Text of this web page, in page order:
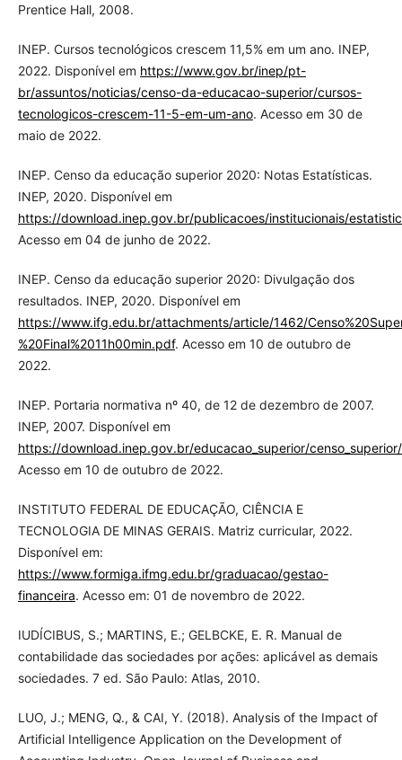
Prentice Hall, 2008.
INEP. Cursos tecnológicos crescem 11,5% em um ano. INEP,
2022. Disponível em https://www.gov.br/inep/pt-
br/assuntos/noticias/censo-da-educacao-superior/cursos-
tecnologicos-crescem-11-5-em-um-ano. Acesso em 30 de
maio de 2022.
INEP. Censo da educação superior 2020: Notas Estatísticas.
INEP, 2020. Disponível em
https://download.inep.gov.br/publicacoes/institucionais/
Acesso em 04 de junho de 2022.
INEP. Censo da educação superior 2020: Divulgação dos
resultados. INEP, 2020. Disponível em
https://www.ifg.edu.br/attachments/article/1462/
%20Final%2011h00min.pdf. Acesso em 10 de outubro de
2022.
INEP. Portaria normativa nº 40, de 12 de dezembro de 2007.
INEP, 2007. Disponível em
https://download.inep.gov.br/educacao_superior/
Acesso em 10 de outubro de 2022.
INSTITUTO FEDERAL DE EDUCAÇÃO, CIÊNCIA E
TECNOLOGIA DE MINAS GERAIS. Matriz curricular, 2022.
Disponível em:
https://www.formiga.ifmg.edu.br/graduacao/gestao-
financeira. Acesso em: 01 de novembro de 2022.
IUDÍCIBUS, S.; MARTINS, E.; GELBCKE, E. R. Manual de
contabilidade das sociedades por ações: aplicável as demais
sociedades. 7 ed. São Paulo: Atlas, 2010.
LUO, J.; MENG, Q., & CAI, Y. (2018). Analysis of the Impact of
Artificial Intelligence Application on the Development of